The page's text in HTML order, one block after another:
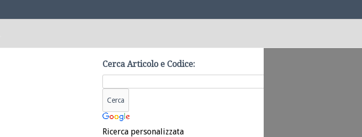
Cerca Articolo e Codice:
Ricerca personalizzata